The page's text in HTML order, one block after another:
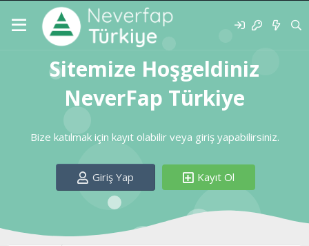
Sitemize Hoşgeldiniz
NeverFap Türkiye
Bize katılmak için kayıt olabilir veya giriş yapabilirsiniz.
Giriş Yap Kayıt Ol